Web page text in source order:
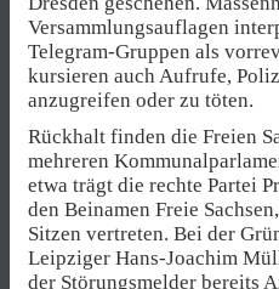
Versammlungsauflagen
Telegram-Gruppen als
kursieren auch Aufrufe,
anzugreifen oder zu töten.
Rückhalt finden die Freien
mehreren
etwa trägt die rechte Partei
den Beinamen Freie
Sitzen vertreten. Bei der
Leipziger Hans-Joachim
der Störungsmelder bereits